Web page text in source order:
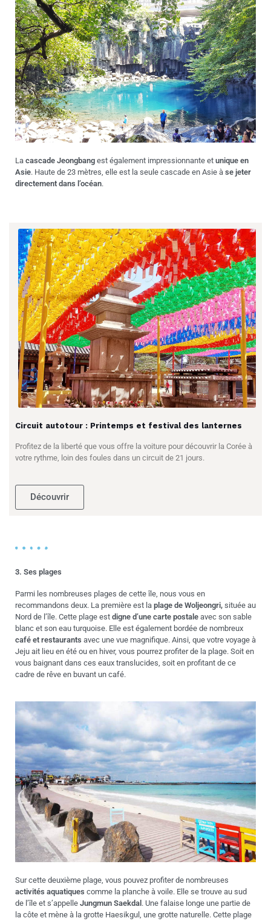
La cascade Jeongbang est également impressionnante et unique en
Asie. Haute de 23 mètres, elle est la seule cascade en Asie à se jeter
directement dans l’océan.
Circuit autotour : Printemps et festival des lanternes
Profitez de la liberté que vous offre la voiture pour découvrir la Corée à
votre rythme, loin des foules dans un circuit de 21 jours.
Découvrir
3. Ses plages
Parmi les nombreuses plages de cette île, nous vous en
recommandons deux. La première est la plage de Woljeongri, située au
Nord de l’île. Cette plage est digne d’une carte postale avec son sable
blanc et son eau turquoise. Elle est également bordée de nombreux
café et restaurants avec une vue magnifique. Ainsi, que votre voyage à
Jeju ait lieu en été ou en hiver, vous pourrez profiter de la plage. Soit en
vous baignant dans ces eaux translucides, soit en profitant de ce
cadre de rêve en buvant un café.
Sur cette deuxième plage, vous pouvez profiter de nombreuses
activités aquatiques comme la planche à voile. Elle se trouve au sud
de l’île et s’appelle Jungmun Saekdal . Une falaise longe une partie de
la côte et mène à la grotte Haesikgul, une grotte naturelle. Cette plage